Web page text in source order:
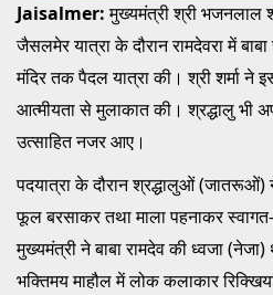
Jaisalmer:मुख्यमंत्री श्री भजनलाल
जैसलमेर यात्रा के दौरान रामदेवरा में बाबा
मंदिर तक पैदल यात्रा की। श्री शर्मा ने
आत्मीयता से मुलाकात की। श्रद्धालु भी
उत्साहित नजर आए।
पदयात्रा के दौरान श्रद्धालुओं (जातरूओं)
फूल बरसाकर तथा माला पहनाकर
मुख्यमंत्री ने बाबा रामदेव की ध्वजा
भक्तिमय माहौल में लोक कलाकार